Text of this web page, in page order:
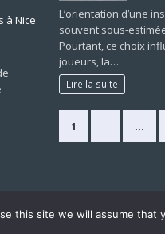
à Nice
L’orientation d’une
souvent sous-
Pourtant, ce choix
joueurs, la…
Lire la suite
1 …
this site we will assume that